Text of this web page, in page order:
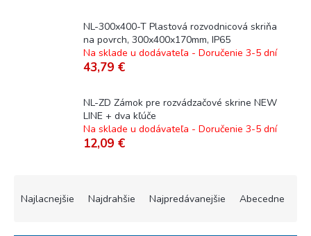
NL-300x400-T Plastová rozvodnicová skriňa
na povrch, 300x400x170mm, IP65
Na sklade u dodávateľa - Doručenie 3-5 dní
43,79 €
NL-ZD Zámok pre rozvádzačové skrine NEW
LINE + dva kľúče
Na sklade u dodávateľa - Doručenie 3-5 dní
12,09 €
Najlacnejšie Najdrahšie Najpredávanejšie Abecedne